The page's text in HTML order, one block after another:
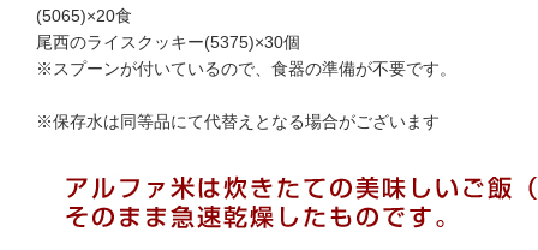
(5065)×20食
尾西のライスクッキー(5375)×30個
※スプーンが付いているので、食器の準備が不要です。
※保存水は同等品にて代替えとなる場合がございます